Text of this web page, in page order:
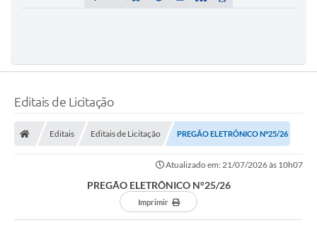
Editais de Licitação
Editais Editais de Licitação PREGÃO ELETRÔNICO N°25/26
Atualizado em: 21/07/2026 às 10h07
PREGÃO ELETRÔNICO N°25/26
Imprimir